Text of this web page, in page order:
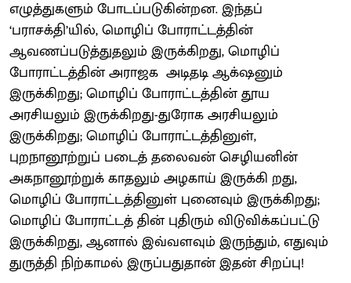
எழுத்துகளும் போடப்படுகின்றன. இந்தப்
‘பராசக்தி’யில், மொழிப் போராட்டத்தின்
ஆவணப்படுத்துதலும் இருக்கிறது, மொழிப்
போராட்டத்தின் அராஜக அடிதடி ஆக்‌ஷனும்
இருக்கிறது; மொழிப் போராட்டத்தின் தூய
அரசியலும் இருக்கிறது-துரோக அரசியலும்
இருக்கிறது; மொழிப் போராட்டத்தினுள்,
புறநானூற்றுப் படைத் தலைவன் செழியனின்
அகநானூற்றுக் காதலும் அழகாய் இருக்கி றது,
மொழிப் போராட்டத்தினுள் புனைவும் இருக்கிறது;
மொழிப் போராட்டத் தின் புதிரும் விடுவிக்கப்பட்டு
இருக்கிறது, ஆனால் இவ்வளவும் இருந்தும், எதுவும்
துருத்தி நிற்காமல் இருப்பதுதான் இதன் சிறப்பு!